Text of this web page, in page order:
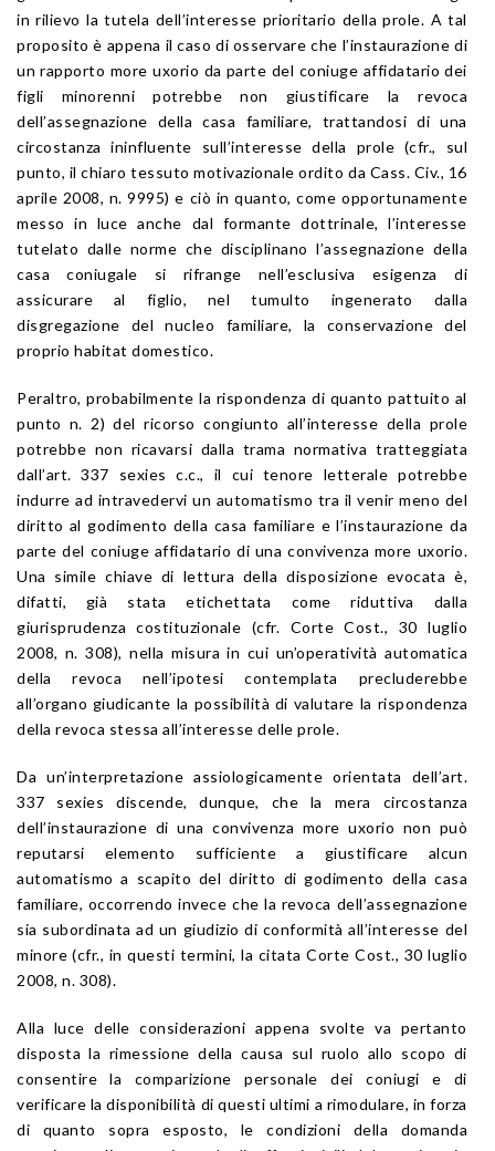
in rilievo la tutela dell’interesse prioritario della prole. A tal
proposito è appena il caso di osservare che l’instaurazione di
un rapporto more uxorio da parte del coniuge affidatario dei
figli minorenni potrebbe non giustificare la revoca
dell’assegnazione della casa familiare, trattandosi di una
circostanza ininfluente sull’interesse della prole (cfr., sul
punto, il chiaro tessuto motivazionale ordito da Cass. Civ., 16
aprile 2008, n. 9995) e ciò in quanto, come opportunamente
messo in luce anche dal formante dottrinale, l’interesse
tutelato dalle norme che disciplinano l’assegnazione della
casa coniugale si rifrange nell’esclusiva esigenza di
assicurare al figlio, nel tumulto ingenerato dalla
disgregazione del nucleo familiare, la conservazione del
proprio habitat domestico.
Peraltro, probabilmente la rispondenza di quanto pattuito al
punto n. 2) del ricorso congiunto all’interesse della prole
potrebbe non ricavarsi dalla trama normativa tratteggiata
dall’art. 337 sexies c.c., il cui tenore letterale potrebbe
indurre ad intravedervi un automatismo tra il venir meno del
diritto al godimento della casa familiare e l’instaurazione da
parte del coniuge affidatario di una convivenza more uxorio.
Una simile chiave di lettura della disposizione evocata è,
difatti, già stata etichettata come riduttiva dalla
giurisprudenza costituzionale (cfr. Corte Cost., 30 luglio
2008, n. 308), nella misura in cui un’operatività automatica
della revoca nell’ipotesi contemplata precluderebbe
all’organo giudicante la possibilità di valutare la rispondenza
della revoca stessa all’interesse delle prole.
Da un’interpretazione assiologicamente orientata dell’art.
337 sexies discende, dunque, che la mera circostanza
dell’instaurazione di una convivenza more uxorio non può
reputarsi elemento sufficiente a giustificare alcun
automatismo a scapito del diritto di godimento della casa
familiare, occorrendo invece che la revoca dell’assegnazione
sia subordinata ad un giudizio di conformità all’interesse del
minore (cfr., in questi termini, la citata Corte Cost., 30 luglio
2008, n. 308).
Alla luce delle considerazioni appena svolte va pertanto
disposta la rimessione della causa sul ruolo allo scopo di
consentire la comparizione personale dei coniugi e di
verificare la disponibilità di questi ultimi a rimodulare, in forza
di quanto sopra esposto, le condizioni della domanda